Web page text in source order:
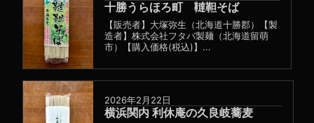
十勝うらほろ町 韃靼そば
【販売者】大塚弥生（北海道十勝郡）【製
造者】株式会社フタバ製麺（北海道留萌
市）【購入価格(税込)】...
2026年2月22日
横浜関内 利休庵の久良岐蕎麦